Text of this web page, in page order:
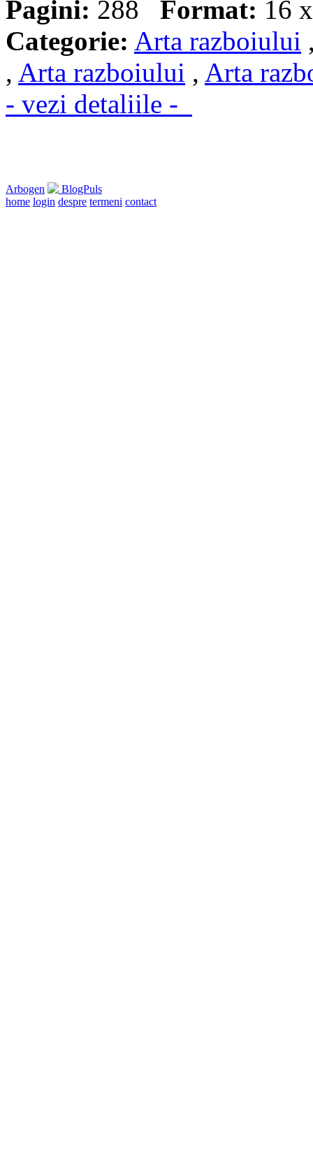
Pagini: 288 Format: 16
Categorie: Arta razboiului
, Arta razboiului , Arta
- vezi detaliile -
Arbogen
BlogPuls
home login despre termeni contact